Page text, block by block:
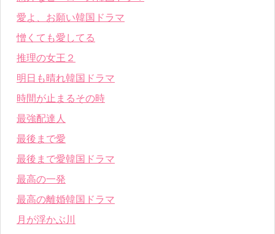
愛よ、お願い韓国ドラマ
憎くても愛してる
推理の女王２
明日も晴れ韓国ドラマ
時間が止まるその時
最強配達人
最後まで愛
最後まで愛韓国ドラマ
最高の一発
最高の離婚韓国ドラマ
月が浮かぶ川